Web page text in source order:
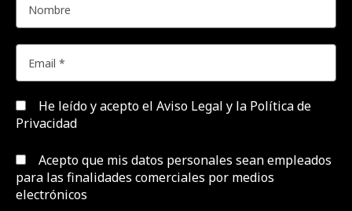
He leído y acepto el Aviso Legal y la Política de
Privacidad
Acepto que mis datos personales sean empleados
para las finalidades comerciales por medios
electrónicos